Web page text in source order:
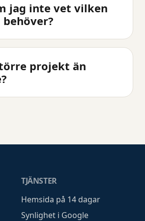
jag inte vet vilken
projekt än
TJÄNSTER
Hemsida på 14 dagar
Synlighet i Google